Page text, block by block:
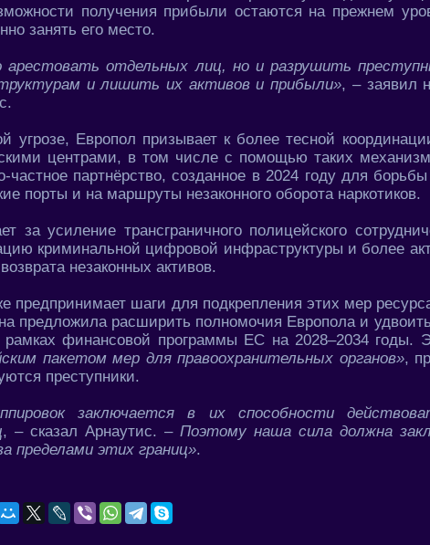
получения прибыли остаются на прежнем
занять его место.
отдельных лиц, но и разрушить
и лишить их активов и прибыли», – заявил
угрозе, Европол призывает к более тесной
центрами, в том числе с помощью таких
частное партнёрство, созданное в 2024 году для
порты и на маршруты незаконного оборота наркотиков.
за усиление трансграничного полицейского
криминальной цифровой инфраструктуры и более
незаконных активов.
предпринимает шаги для подкрепления этих мер
предложила расширить полномочия Европола и
финансовой программы ЕС на 2028–2034 годы.
пакетом мер для правоохранительных органов»,
преступники.
заключается в их способности
, – сказал Арнаутис. – Поэтому наша сила должна
пределами этих границ».